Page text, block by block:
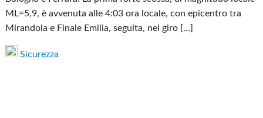
ML=5,9, è avvenuta alle 4:03 ora locale, con epicentro tra
Mirandola e Finale Emilia, seguita, nel giro […]
Sicurezza